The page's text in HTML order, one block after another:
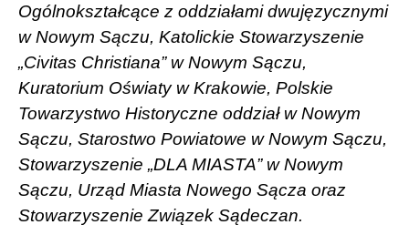
Ogólnokształcące z oddziałami dwujęzycznymi
w Nowym Sączu, Katolickie Stowarzyszenie
„Civitas Christiana” w Nowym Sączu,
Kuratorium Oświaty w Krakowie, Polskie
Towarzystwo Historyczne oddział w Nowym
Sączu, Starostwo Powiatowe w Nowym Sączu,
Stowarzyszenie „DLA MIASTA” w Nowym
Sączu, Urząd Miasta Nowego Sącza oraz
Stowarzyszenie Związek Sądeczan.